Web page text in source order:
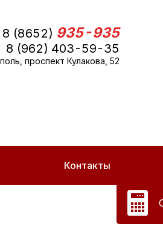
8 (8652) 935-935
8 (962) 403-59-35
проспект Кулакова, 52
Контакты